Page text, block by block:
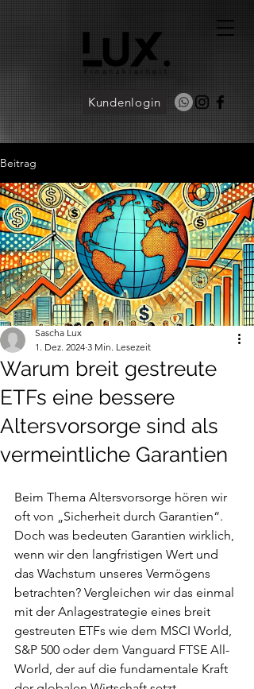
Finanzklarheit
Kundenlogin
Beitrag
Warum breit gestreute
ETFs eine bessere
Altersvorsorge sind als
vermeintliche Garantien
Sascha Lux
1. Dez. 2024 3 Min. Lesezeit
Beim Thema Altersvorsorge hören wir
oft von „Sicherheit durch Garantien“.
Doch was bedeuten Garantien wirklich,
wenn wir den langfristigen Wert und
das Wachstum unseres Vermögens
betrachten? Vergleichen wir das einmal
mit der Anlagestrategie eines breit
gestreuten ETFs wie dem MSCI World,
S&P 500 oder dem Vanguard FTSE All-
World, der auf die fundamentale Kraft